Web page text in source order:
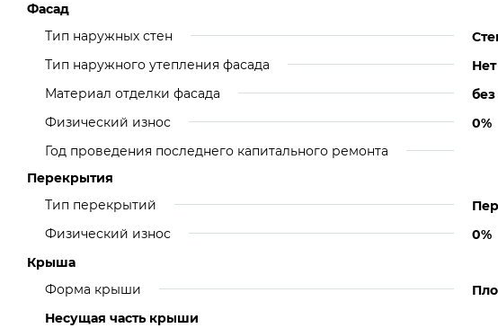
Фасад
Тип наружных стен
Тип наружного утепления фасада
Нет
Материал отделки фасада
Физический износ
0%
Год проведения последнего капитального ремонта
Перекрытия
Тип перекрытий
Физический износ
0%
Крыша
Форма крыши
Несущая часть крыши